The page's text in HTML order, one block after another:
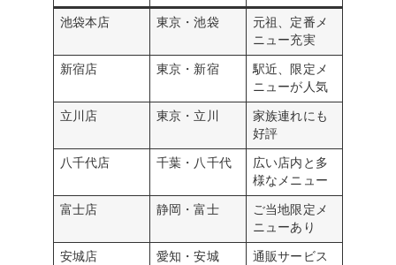
池袋本店 東京・池袋
元祖、定番メ
ニュー充実
新宿店 東京・新宿
駅近、限定メ
ニューが人気
立川店 東京・立川
家族連れにも
好評
八千代店 千葉・八千代
広い店内と多
様なメニュー
富士店 静岡・富士
ご当地限定メ
ニューあり
安城店 愛知・安城
通販サービス